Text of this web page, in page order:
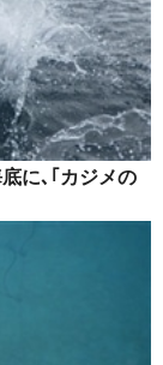
に､｢カジメの